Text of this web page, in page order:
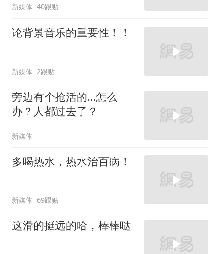
新媒体 40跟贴
论背景音乐的重要性！！
新媒体 2跟贴
旁边有个抢活的…怎么
办？人都过去了？
新媒体
多喝热水，热水治百病！
新媒体 69跟贴
这滑的挺远的哈，棒棒哒